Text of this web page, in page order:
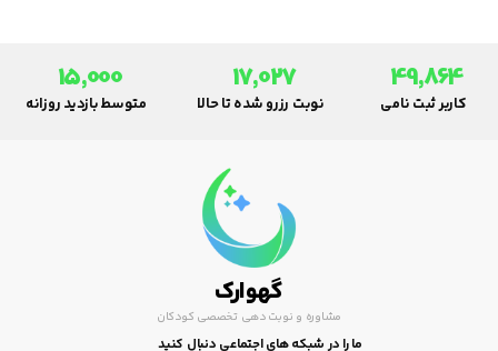
49,864
کاربر ثبت نامی
17,027
نوبت رزرو شده تا حالا
15,000
متوسط بازدید روزانه
گهوارک
مشاوره و نوبت دهی تخصصی کودکان
ما را در شبکه های اجتماعی دنبال کنید